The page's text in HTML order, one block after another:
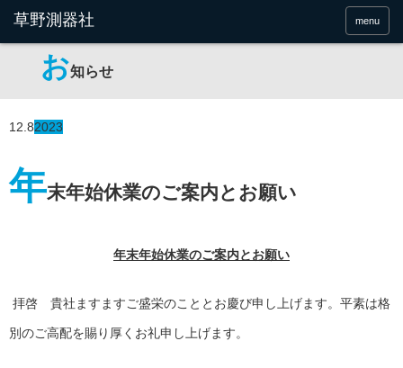
menu
お知らせ
12.82023
年末年始休業のご案内とお願い
年末年始休業のご案内とお願い
拝啓 貴社ますますご盛栄のこととお慶び申し上げます。平素は格
別のご高配を賜り厚くお礼申し上げます。